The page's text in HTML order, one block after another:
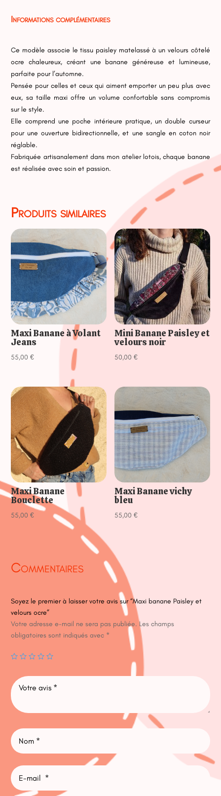
Informations complémentaires
Ce modèle associe le tissu paisley matelassé à un velours côtelé
ocre chaleureux, créant une banane généreuse et lumineuse,
parfaite pour l’automne.
Pensée pour celles et ceux qui aiment emporter un peu plus avec
eux, sa taille maxi offre un volume confortable sans compromis
sur le style.
Elle comprend une poche intérieure pratique, un double curseur
pour une ouverture bidirectionnelle, et une sangle en coton noir
réglable.
Fabriquée artisanalement dans mon atelier lotois, chaque banane
est réalisée avec soin et passion.
Produits similaires
Maxi Banane à Volant
Jeans
55,00€
Mini Banane Paisley et
velours noir
50,00€
Maxi Banane
Bouclette
55,00€
Maxi Banane vichy
bleu
55,00€
Commentaires
Soyez le premier à laisser votre avis sur “Maxi banane Paisley et
velours ocre”
Votre adresse e-mail ne sera pas publiée. Les champs
obligatoires sont indiqués avec *